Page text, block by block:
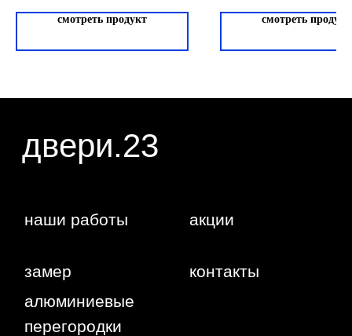
смотреть продукт
Дуб
смотреть продукт
Политика
конфиденциальности
любую электронную форму на этом сайте, вы
даете согласие на обработку ваших